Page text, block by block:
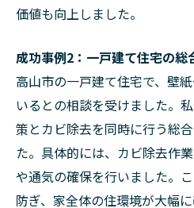
価値も向上しました。
成功事例2：一戸建て住宅の総
高山市の一戸建て住宅で、壁
いるとの相談を受けました。
策とカビ除去を同時に行う総
た。具体的には、カビ除去作
や通気の確保を行いました。こ
防ぎ、家全体の住環境が大幅